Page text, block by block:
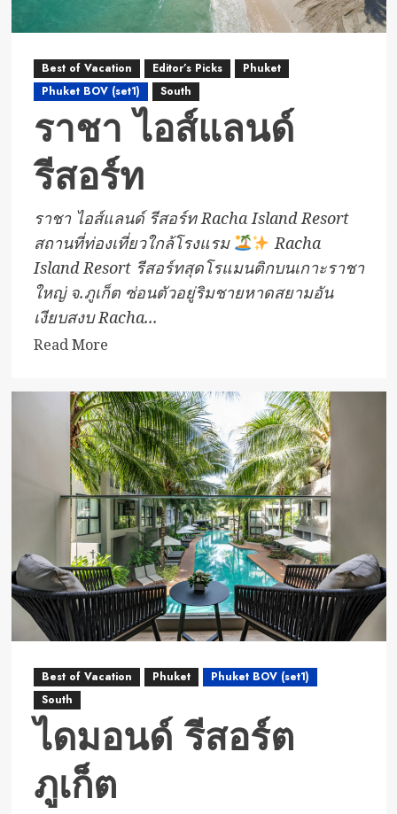
Best of Vacation Editor’s Picks
Phuket
Phuket BOV (set1)
South
ราชา ไอส์แลนด์
รีสอร์ท
ราชา ไอส์แลนด์ รีสอร์ท Racha Island Resort
สถานที่ท่องเที่ยวใกล้โรงแรม
Racha
Island Resort รีสอร์ทสุดโรแมนติกบนเกาะราชา
ใหญ่ จ.ภูเก็ต ซ่อนตัวอยู่ริมชายหาดสยามอัน
เงียบสงบ Racha...
Read MoreRead
about
ราชา
ไอส์
แลนด์
รีสอร์ท
Best of Vacation Phuket
Phuket BOV (set1)
South
ไดมอนด์ รีสอร์ต
ภูเก็ต